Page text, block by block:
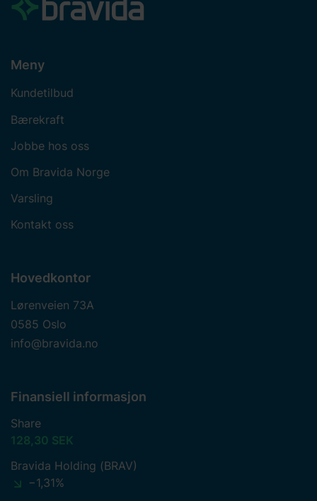
Meny
Kundetilbud
Bærekraft
Jobbe hos oss
Om Bravida Norge
Varsling
Kontakt oss
Hovedkontor
Lørenveien 73A
0585 Oslo
info@bravida.no
Finansiell informasjon
Share
128,30 SEK
Bravida Holding (BRAV)
−1,31%